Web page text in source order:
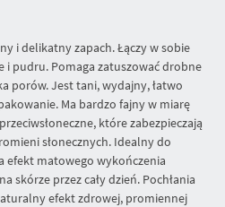
i delikatny zapach. Łączy w sobie
i pudru. Pomaga zatuszować drobne
porów. Jest tani, wydajny, łatwo
Ma bardzo fajny w miarę
które zabezpieczają
słonecznych. Idealny do
efekt matowego wykończenia
skórze przez cały dzień. Pochłania
efekt zdrowej, promiennej